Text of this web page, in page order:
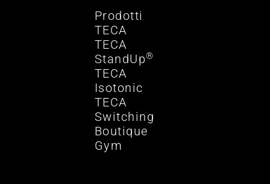
Prodotti
TECA
TECA
StandUp®
TECA
Isotonic
TECA
Switching
Boutique
Gym